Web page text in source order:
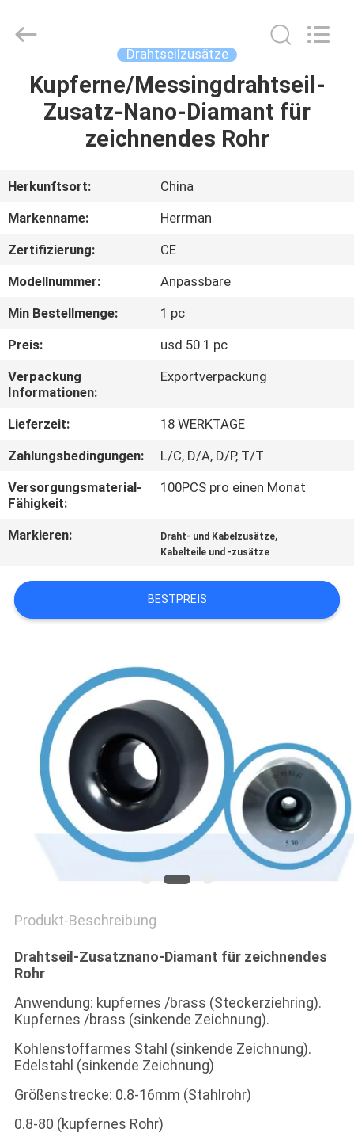
HAUS
PRODUKTE
ÜBER
UNS
FABRIK-
AUSFLUG
QUALITÄTSKONTROLLE
TRETEN
SIE
MIT
IN
VERBINDUNG
NACHRICHTEN
FORDERN
ZITAT
SITEMAP
DATENSCHUTZRICHTLINIE
Rights
Drahtseilzusätze
Kupferne/Messingdrahtseil-
Zusatz-Nano-Diamant für
zeichnendes Rohr
Herkunftsort:
China
Markenname:
Herrman
Zertifizierung:
CE
Modellnummer:
Anpassbare
Min Bestellmenge:
1 pc
Preis:
usd 50 1 pc
Verpackung
Informationen:
Exportverpackung
Lieferzeit:
18 WERKTAGE
Zahlungsbedingungen:
L/C, D/A, D/P, T/T
Versorgungsmaterial-
Fähigkeit:
100PCS pro einen Monat
Markieren: Draht- und Kabelzusätze,
Kabelteile und -zusätze
BESTPREIS
Produkt-Beschreibung
Drahtseil-Zusatznano-Diamant für zeichnendes
Rohr
Anwendung: kupfernes /brass (Steckerziehring).
Kupfernes /brass (sinkende Zeichnung).
Kohlenstoffarmes Stahl (sinkende Zeichnung).
Edelstahl (sinkende Zeichnung)
Größenstrecke: 0.8-16mm (Stahlrohr)
0.8-80 (kupfernes Rohr)